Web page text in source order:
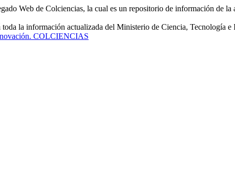
Web de Colciencias, la cual es un repositorio de información de
toda la información actualizada del Ministerio de Ciencia, Tecnología e